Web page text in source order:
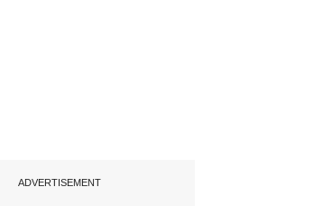
ADVERTISEMENT